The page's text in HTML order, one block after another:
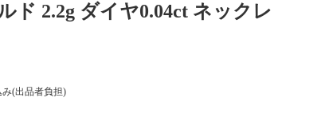
ド 2.2g ダイヤ0.04ct ネックレ
み(出品者負担)